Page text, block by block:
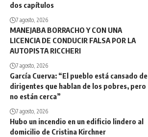
dos capítulos
7 agosto, 2026
MANEJABA BORRACHO Y CON UNA
LICENCIA DE CONDUCIR FALSA POR LA
AUTOPISTA RICCHERI
7 agosto, 2026
García Cuerva: “El pueblo está cansado de
dirigentes que hablan de los pobres, pero
no están cerca”
7 agosto, 2026
Hubo un incendio en un edificio lindero al
domicilio de Cristina Kirchner